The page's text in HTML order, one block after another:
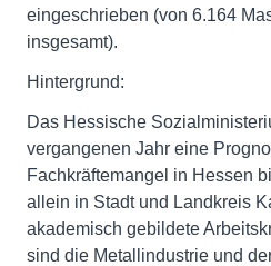
eingeschrieben (von 6.164
insgesamt).
Hintergrund:
Das Hessische
vergangenen Jahr eine
Fachkräftemangel in Hessen
allein in Stadt und Landkreis
akademisch gebildete
sind die Metallindustrie und